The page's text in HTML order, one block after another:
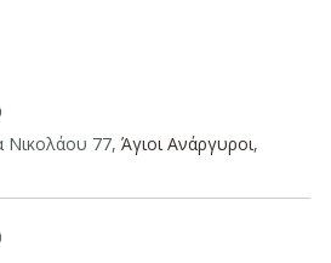
Νικολάου 77, Άγιοι Ανάργυροι,